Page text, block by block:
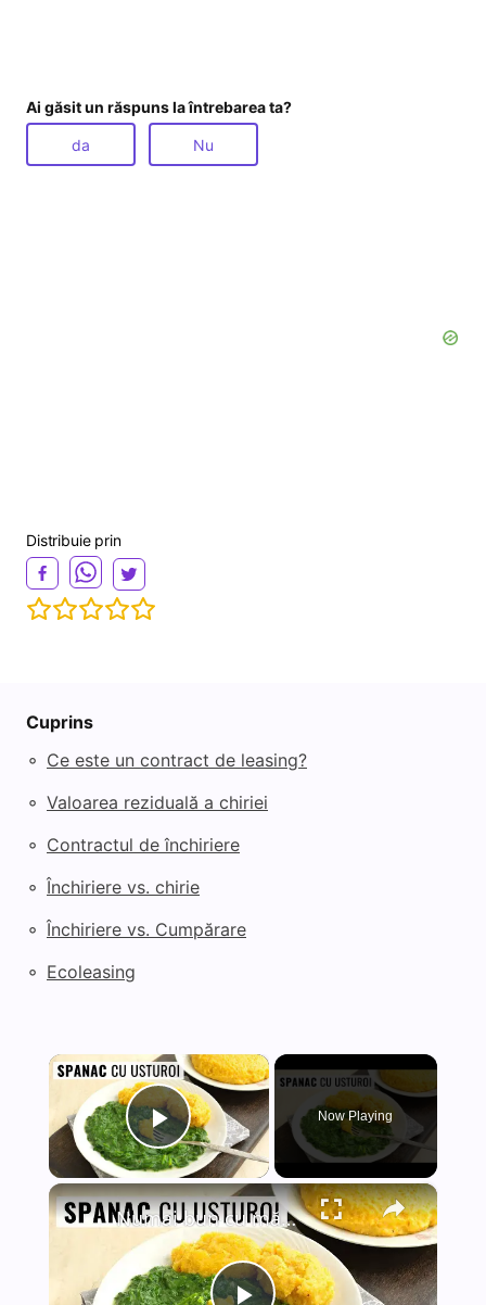
Ai găsit un răspuns la întrebarea ta?
da Nu
Distribuie prin
Cuprins
◦ Ce este un contract de leasing?
◦ Valoarea reziduală a chiriei
◦ Contractul de închiriere
◦ Închiriere vs. chirie
◦ Închiriere vs. Cumpărare
◦ Ecoleasing
×
Play Video
Now Playing
×
Numai bun cu mămăliguță caldă! Spanac cu usturoi la tigaie - mâncare simplă, de post.